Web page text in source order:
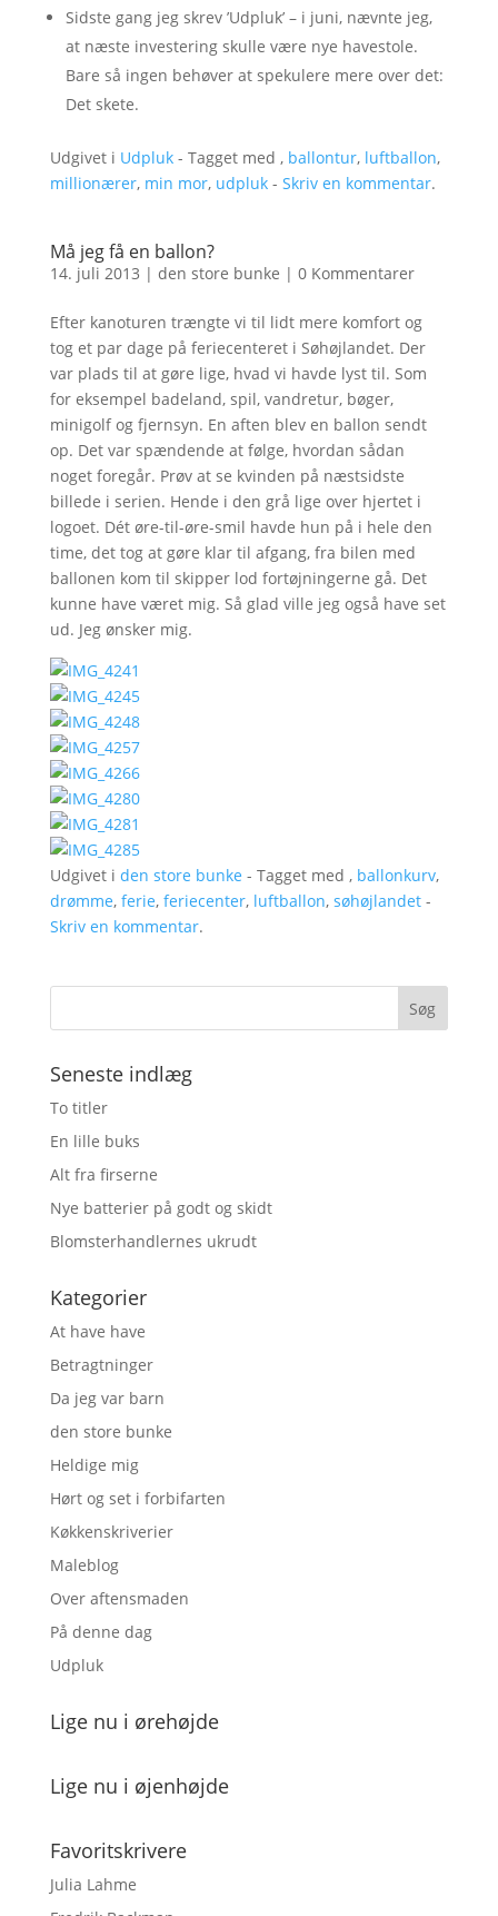
Sidste gang jeg skrev ’Udpluk’ – i juni, nævnte jeg,
at næste investering skulle være nye havestole.
Bare så ingen behøver at spekulere mere over det:
Det skete.
Udgivet i Udpluk- Tagget med , ballontur, luftballon,
millionærer, min mor, udpluk- Skriv en kommentar.
Må jeg få en ballon?
14. juli 2013 | den store bunke | 0 Kommentarer
Efter kanoturen trængte vi til lidt mere komfort og
tog et par dage på feriecenteret i Søhøjlandet. Der
var plads til at gøre lige, hvad vi havde lyst til. Som
for eksempel badeland, spil, vandretur, bøger,
minigolf og fjernsyn. En aften blev en ballon sendt
op. Det var spændende at følge, hvordan sådan
noget foregår. Prøv at se kvinden på næstsidste
billede i serien. Hende i den grå lige over hjertet i
logoet. Dét øre-til-øre-smil havde hun på i hele den
time, det tog at gøre klar til afgang, fra bilen med
ballonen kom til skipper lod fortøjningerne gå. Det
kunne have været mig. Så glad ville jeg også have set
ud. Jeg ønsker mig.
Udgivet i den store bunke - Tagget med , ballonkurv,
drømme, ferie, feriecenter, luftballon, søhøjlandet-
Skriv en kommentar.
Seneste indlæg
To titler
En lille buks
Alt fra firserne
Nye batterier på godt og skidt
Blomsterhandlernes ukrudt
Kategorier
At have have
Betragtninger
Da jeg var barn
den store bunke
Heldige mig
Hørt og set i forbifarten
Køkkenskriverier
Maleblog
Over aftensmaden
På denne dag
Udpluk
Lige nu i ørehøjde
Lige nu i øjenhøjde
Favoritskrivere
Julia Lahme